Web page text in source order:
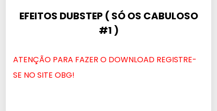
EFEITOS DUBSTEP ( SÓ OS CABULOSO
#1 )
ATENÇÃO PARA FAZER O DOWNLOAD REGISTRE-
SE NO SITE OBG!